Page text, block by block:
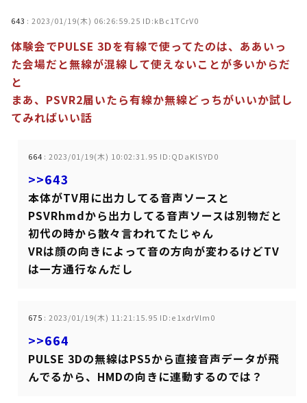
643 : 2023/01/19(木) 06:26:59.25 ID:kBc1TCrV0
体験会でPULSE 3Dを有線で使ってたのは、ああいっ
た会場だと無線が混線して使えないことが多いからだ
と
まあ、PSVR2届いたら有線か無線どっちがいいか試し
てみればいい話
664 : 2023/01/19(木) 10:02:31.95 ID:QDaKlSYD0
>>643
本体がTV用に出力してる音声ソースと
PSVRhmdから出力してる音声ソースは別物だと
初代の時から散々言われてたじゃん
VRは顔の向きによって音の方向が変わるけどTV
は一方通行なんだし
675 : 2023/01/19(木) 11:21:15.95 ID:e1xdrVlm0
>>664
PULSE 3Dの無線はPS5から直接音声データが飛
んでるから、HMDの向きに連動するのでは？